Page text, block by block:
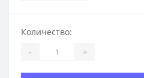
Количество:
- +